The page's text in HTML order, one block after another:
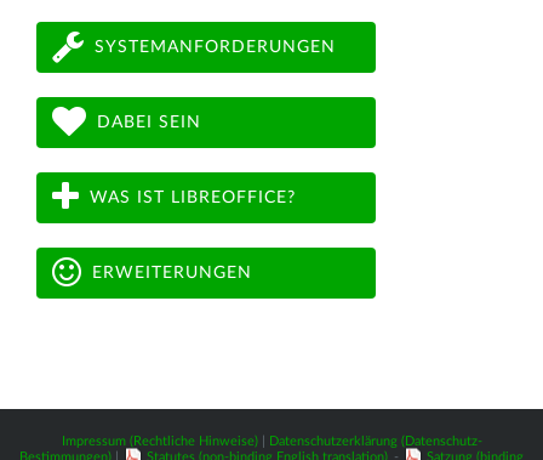
SYSTEMANFORDERUNGEN
DABEI SEIN
WAS IST LIBREOFFICE?
ERWEITERUNGEN
Impressum (Rechtliche Hinweise)|
Datenschutzerklärung (Datenschutz-
Bestimmungen)
Statutes (non-binding English translation) - Satzung (binding